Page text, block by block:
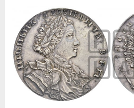
Полуполтинник
Гривенник
Гривна
10 денег
5 копеек
Алтын(ник)